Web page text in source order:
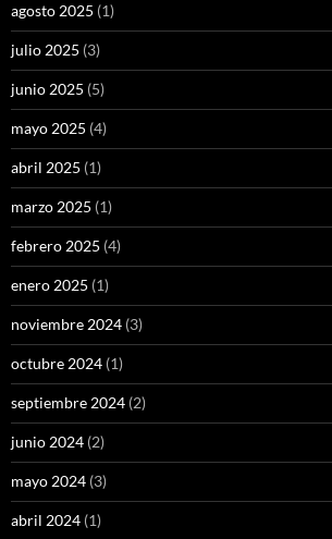
agosto 2025 (1)
julio 2025 (3)
junio 2025 (5)
mayo 2025 (4)
abril 2025 (1)
marzo 2025 (1)
febrero 2025 (4)
enero 2025 (1)
noviembre 2024 (3)
octubre 2024 (1)
septiembre 2024 (2)
junio 2024 (2)
mayo 2024 (3)
abril 2024 (1)